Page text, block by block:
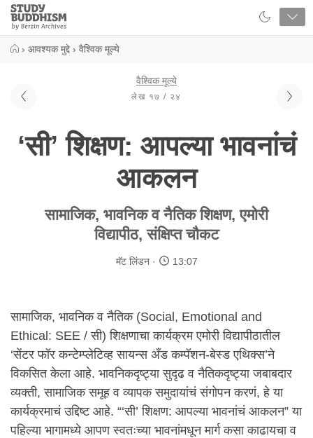
Close
Study
Buddhism
› आवश्यक मुद्दे › वैश्विक मूल्ये
वैश्विक मूल्ये
लेख १७ / २४
‘सी’ शिक्षण: आपल्या भावनांचं
आकलन
सामाजिक, भावनिक व नैतिक शिक्षण, एमोरी
विद्यापीठ, संक्षिप्त चौकट
मॅट लिंडन 13:07
सामाजिक, भावनिक व नैतिक (Social, Emotional and
Ethical: SEE / सी) शिक्षणाचा कार्यक्रम एमोरी विद्यापीठातील
‘सेंटर फॉर कन्टेम्प्लेटिव्ह सायन्स अँड कम्पॅशन-बेस्ड एथिक्स’ने
विकसित केला आहे. भावनिकदृष्ट्या सुदृढ व नैतिकदृष्ट्या जबाबदार
व्यक्ती, सामाजिक समूह व व्यापक समुदायांचं संगोपन करणं, हे या
कार्यक्रमाचं उद्दिष्ट आहे. “‘सी’ शिक्षण: आपल्या भावनांचं आकलन” या
पहिल्या भागामध्ये आपण स्वतःच्या भावनांमधून मार्ग कसा काढायचा व